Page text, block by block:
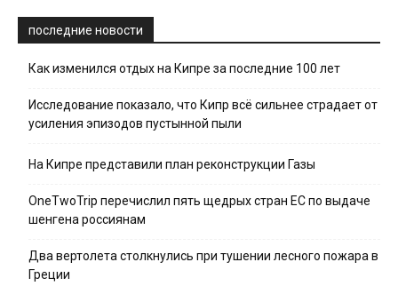
последние новости
Как изменился отдых на Кипре за последние 100 лет
Исследование показало, что Кипр всё сильнее страдает от
усиления эпизодов пустынной пыли
На Кипре представили план реконструкции Газы
OneTwoTrip перечислил пять щедрых стран ЕС по выдаче
шенгена россиянам
Два вертолета столкнулись при тушении лесного пожара в
Греции